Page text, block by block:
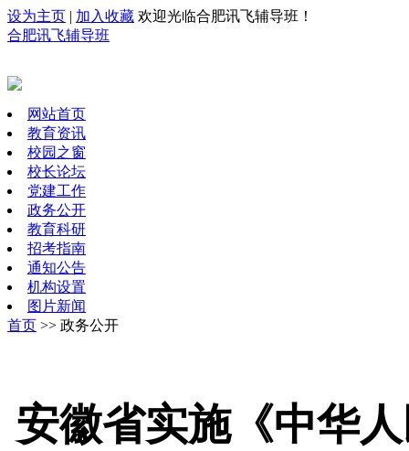
设为主页 | 加入收藏 欢迎光临合肥讯飞辅导班！
合肥讯飞辅导班
网站首页
教育资讯
校园之窗
校长论坛
党建工作
政务公开
教育科研
招考指南
通知公告
机构设置
图片新闻
首页 >> 政务公开
安徽省实施《中华